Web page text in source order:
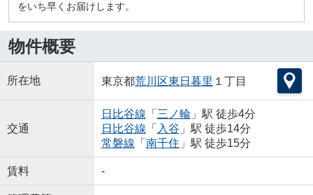
をいち早くお届けします。
物件概要
所在地 東京都荒川区東日暮里 １丁目
交通
日比谷線 「 三ノ輪」駅 徒歩4分
日比谷線 「 入谷 」駅 徒歩14分
常磐線 「 南千住 」駅 徒歩15分
賃料 -